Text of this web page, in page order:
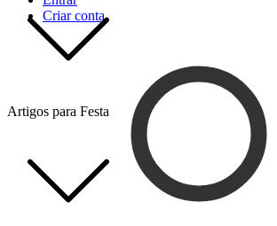
Artigos para Festa
Criar conta